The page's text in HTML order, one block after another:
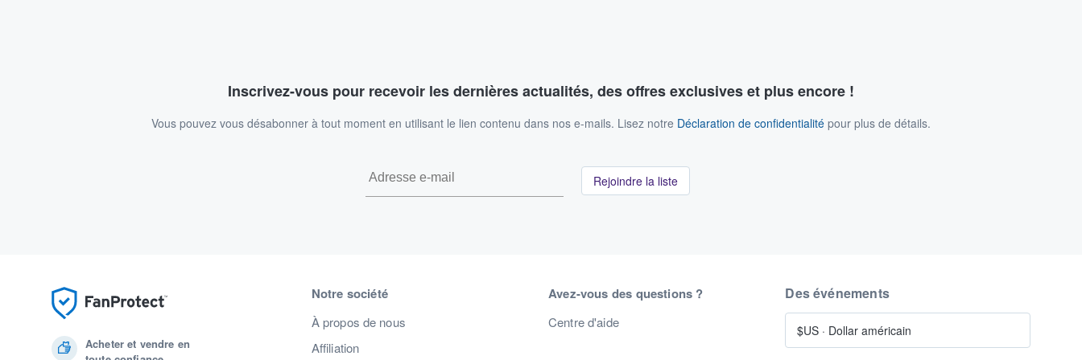
Inscrivez-vous pour recevoir les dernières actualités, des offres exclusives et plus encore !
Vous pouvez vous désabonner à tout moment en utilisant le lien contenu dans nos e-mails. Lisez notre Déclaration de confidentialité pour plus de détails.
Rejoindre la liste
Acheter et vendre en
Notre société
À propos de nous
Affiliation
Avez-vous des questions ?
Centre d'aide
Des événements
$US · Dollar américain